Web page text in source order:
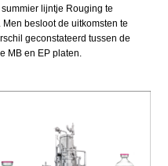
lijntje Rouging te
besloot de uitkomsten te
geconstateerd tussen de
MB en EP platen.